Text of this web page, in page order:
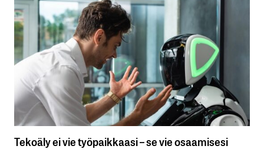
Tekoäly ei vie työpaikkaasi – se vie osaamisesi